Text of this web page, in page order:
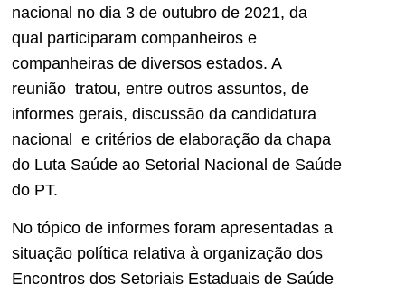
nacional no dia 3 de outubro de 2021, da
qual participaram companheiros e
companheiras de diversos estados. A
reunião tratou, entre outros assuntos, de
informes gerais, discussão da candidatura
nacional e critérios de elaboração da chapa
do Luta Saúde ao Setorial Nacional de Saúde
do PT.
No tópico de informes foram apresentadas a
situação política relativa à organização dos
Encontros dos Setoriais Estaduais de Saúde